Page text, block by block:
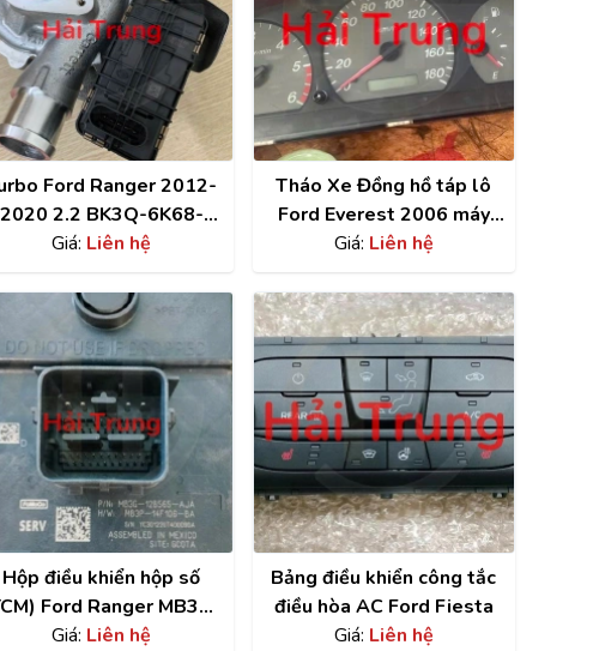
Ford Ranger 2012-
2020 2.2 BK3Q-6K68-
2DA
Giá: Liên hệ
Tháo Xe Đồng hồ táp lô
Ford Everest 2006 máy
dầu
Giá: Liên hệ
Hộp điều khiển hộp số
Ford Ranger MB3G-
12B565-AJA
Giá: Liên hệ
Bảng điều khiển công tắc
điều hòa AC Ford Fiesta
Giá: Liên hệ